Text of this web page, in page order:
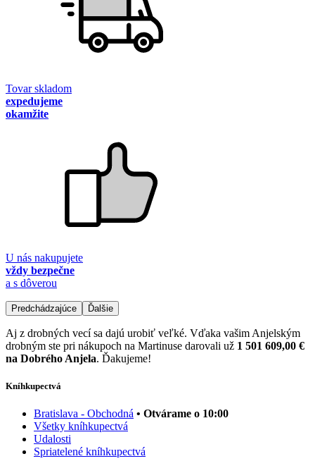
Tovar skladom
expedujeme
okamžite
U nás nakupujete
vždy bezpečne
a s dôverou
Predchádzajúce Ďalšie
Aj z drobných vecí sa dajú urobiť veľké. Vďaka vašim Anjelským
drobným ste pri nákupoch na Martinuse darovali už 1 501 609,00 €
na Dobrého Anjela. Ďakujeme!
Kníhkupectvá
Bratislava - Obchodná • Otvárame o 10:00
Všetky kníhkupectvá
Udalosti
Spriatelené kníhkupectvá